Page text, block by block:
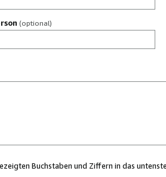
(optional)
Buchstaben und Ziffern in das